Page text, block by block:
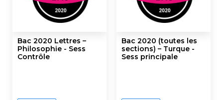
Bac 2020 Lettres –
Philosophie - Sess
Contrôle
Bac 2020 (toutes les
sections) – Turque -
Sess principale